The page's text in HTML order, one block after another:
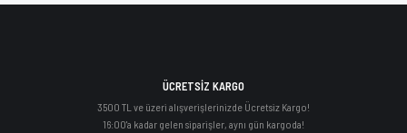
ÜCRETSİZ KARGO
3500 TL ve üzeri alışverişlerinizde Ücretsiz Kargo!
16:00'a kadar gelen siparişler, aynı gün kargoda!